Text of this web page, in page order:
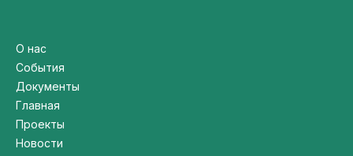
Главная
Проекты
Новости
О нас
События
Документы